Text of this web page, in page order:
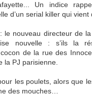
Un indice
d’un serial killer qui vient
le nouveau directeur de
nouvelle : s’ils la
de la rue des
la PJ parisienne.
les poulets, alors que
des mouches…